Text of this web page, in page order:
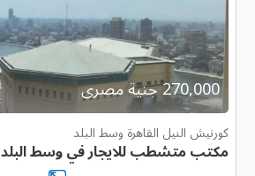
270,000 جنية مصرى
كورنيش النيل القاهرة وسط البلد
مكتب متشطب للايجار في وسط البلد